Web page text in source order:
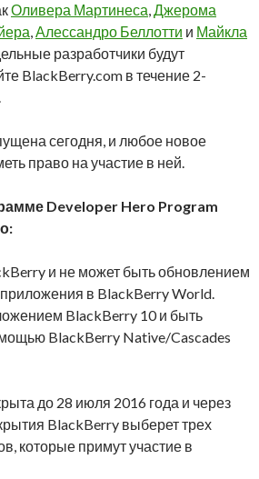
Оливера Мартинеса,Джерома
,Алессандро Беллотти и Майкла
разработчики будут
BlackBerry.com в течение 2-
сегодня, и любое новое
право на участие в ней.
Developer Hero Program
и не может быть обновлением
в BlackBerry World.
BlackBerry 10 и быть
BlackBerry Native/Cascades
до 28 июля 2016 года и через
BlackBerry выберет трех
которые примут участие в